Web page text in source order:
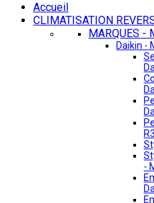
Accueil
CLIMATISATION
MARQUES -
Daikin -
-